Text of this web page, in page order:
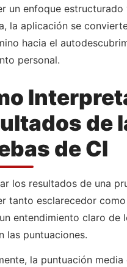
un enfoque estructurado
la aplicación se
hacia el
personal.
de
de CI
los resultados de una
tanto esclarecedor
entendimiento claro de
las puntuaciones.
la puntuación media